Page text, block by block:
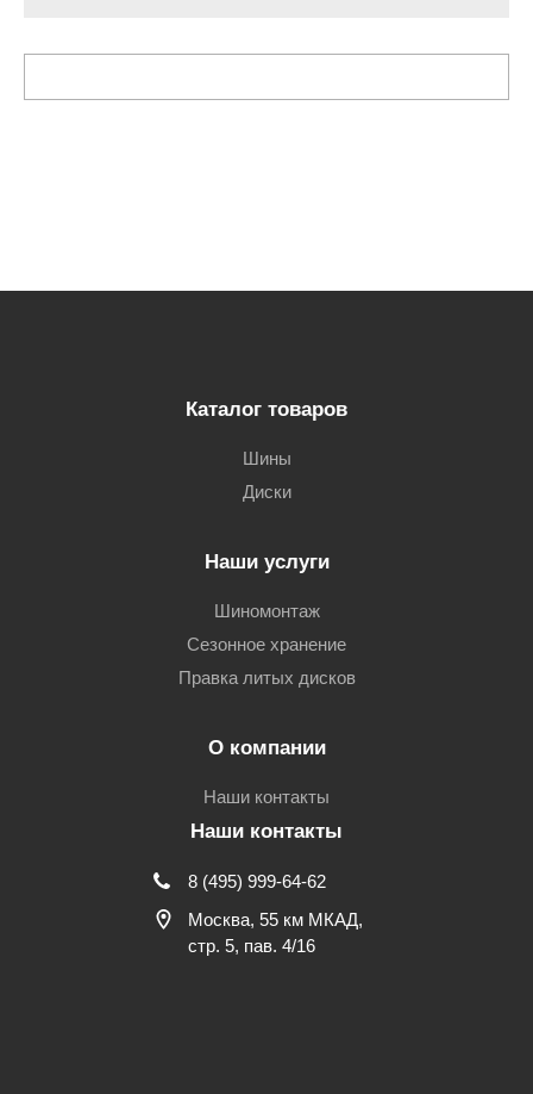
Каталог товаров
Шины
Диски
Наши услуги
Шиномонтаж
Сезонное хранение
Правка литых дисков
О компании
Наши контакты
Наши контакты
8 (495) 999-64-62
Москва, 55 км МКАД,
стр. 5, пав. 4/16